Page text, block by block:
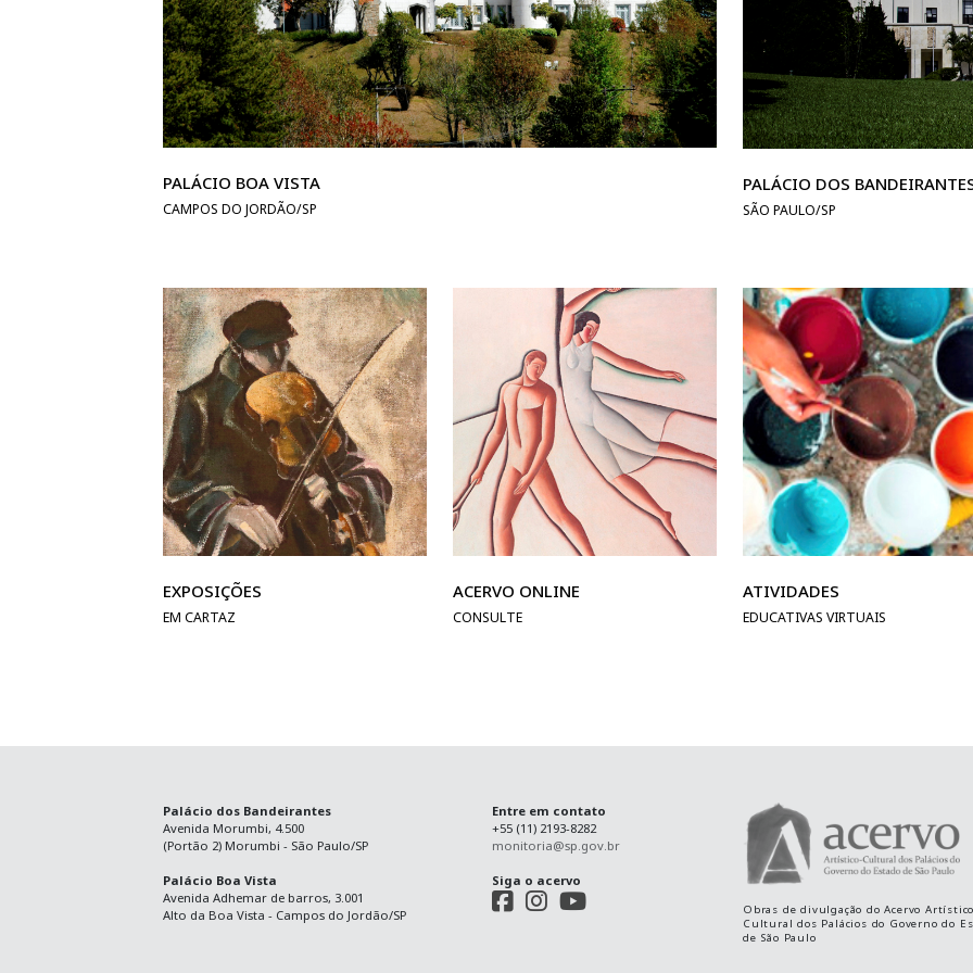
PALÁCIO BOA VISTA
CAMPOS DO JORDÃO/SP
PALÁCIO DOS
SÃO PAULO/SP
EXPOSIÇÕES
EM CARTAZ
ACERVO ONLINE
CONSULTE
ATIVIDADES
EDUCATIVAS VIRTUAIS
Palácio dos Bandeirantes
Avenida Morumbi, 4.500
(Portão 2) Morumbi - São Paulo/SP
Palácio Boa Vista
Avenida Adhemar de barros, 3.001
Alto da Boa Vista - Campos do Jordão/SP
Entre em contato
+55 (11) 2193-8282
monitoria@sp.gov.br
Siga o acervo
Obras de divulgação do Acervo
Cultural dos Palácios do Governo do
de São Paulo